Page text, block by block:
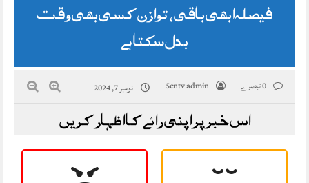
فیصلہ ابھی باقی، توازن کسی بھی وقت
بدل سکتا ہے
5cntv admin نومبر 7, 2024
اس خبر پر اپنی رائے کا اظہار کریں